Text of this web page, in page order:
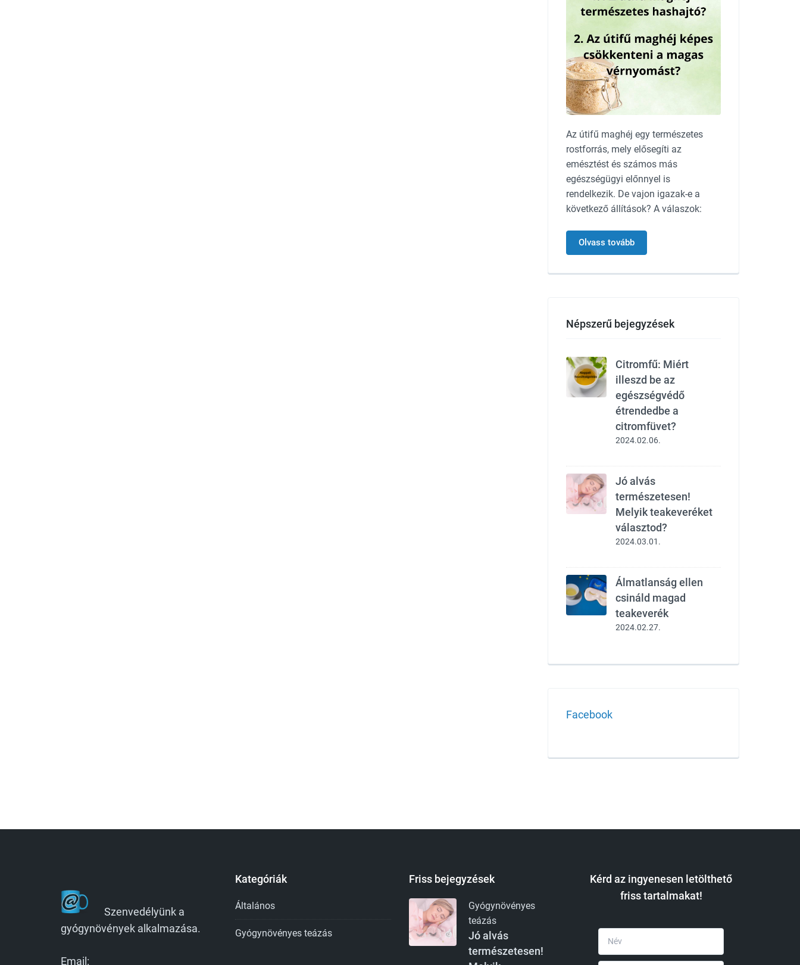
Az útifű maghéj egy természetes
rostforrás, mely elősegíti az
emésztést és számos más
egészségügyi előnnyel is
rendelkezik. De vajon igazak-e a
következő állítások? A válaszok:
Olvass tovább
Népszerű bejegyzések
Citromfű: Miért
illeszd be az
egészségvédő
étrendedbe a
citromfüvet?
2024.02.06.
Jó alvás
természetesen!
Melyik teakeveréket
választod?
2024.03.01.
Álmatlanság ellen
csináld magad
teakeverék
2024.02.27.
Facebook
Szenvedélyünk a
gyógynövények alkalmazása.
Email:
Kategóriák
Általános
Gyógynövényes teázás
Friss bejegyzések
Gyógynövényes
teázás
Jó alvás
természetesen!
Kérd az ingyenesen letölthető
friss tartalmakat!